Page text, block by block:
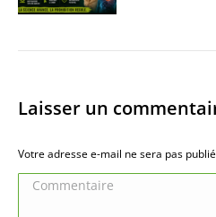
Laisser un
Votre adresse e-mail ne sera pas
Commentaire